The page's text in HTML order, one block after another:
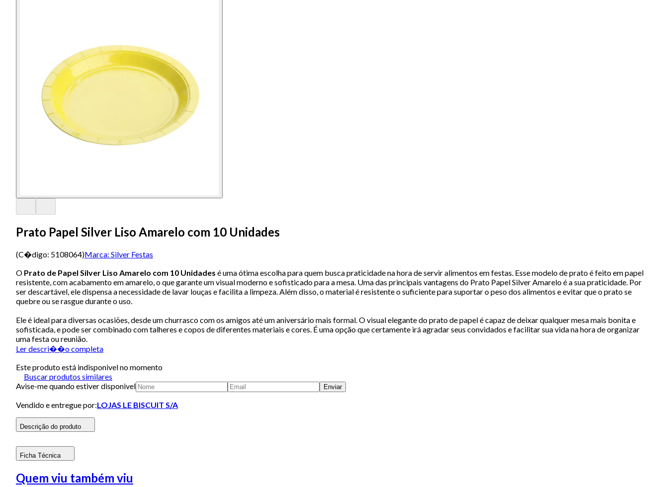
Prato Papel Silver Liso Amarelo com 10 Unidades
(C�digo: 5108064)Marca: Silver Festas
O Prato de Papel Silver Liso Amarelo com 10 Unidades é uma ótima escolha para quem busca praticidade na hora de servir alimentos em festas. Esse modelo de prato é feito em papel
resistente, com acabamento em amarelo, o que garante um visual moderno e sofisticado para a mesa. Uma das principais vantagens do Prato Papel Silver Amarelo é a sua praticidade. Por
ser descartável, ele dispensa a necessidade de lavar louças e facilita a limpeza. Além disso, o material é resistente o suficiente para suportar o peso dos alimentos e evitar que o prato se
quebre ou se rasgue durante o uso.
Ele é ideal para diversas ocasiões, desde um churrasco com os amigos até um aniversário mais formal. O visual elegante do prato de papel é capaz de deixar qualquer mesa mais bonita e
sofisticada, e pode ser combinado com talheres e copos de diferentes materiais e cores. É uma opção que certamente irá agradar seus convidados e facilitar sua vida na hora de organizar
uma festa ou reunião.
Ler descri��o completa
Este produto está indisponivel no momento
Buscar produtos similares
Avise-me quando estiver disponivel
Enviar
Vendido e entregue por:LOJAS LE BISCUIT S/A
Descrição do produto
Ficha Técnica
Quem viu também viu